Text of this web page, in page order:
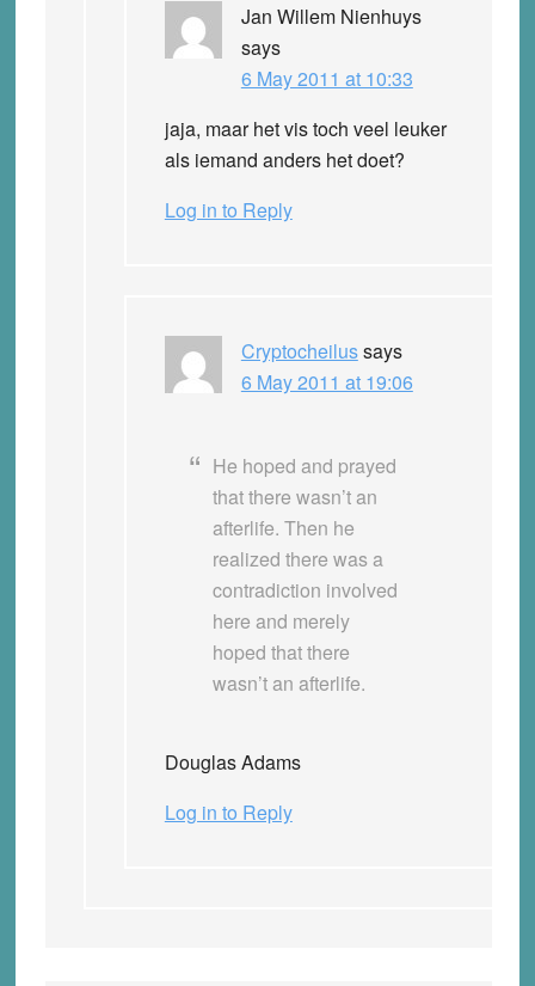
Jan Willem Nienhuys
says
6 May 2011 at 10:33
jaja, maar het vis toch veel leuker
als iemand anders het doet?
Log in to Reply
Cryptocheilussays
6 May 2011 at 19:06
He hoped and prayed
that there wasn’t an
afterlife. Then he
realized there was a
contradiction involved
here and merely
hoped that there
wasn’t an afterlife.
Douglas Adams
Log in to Reply